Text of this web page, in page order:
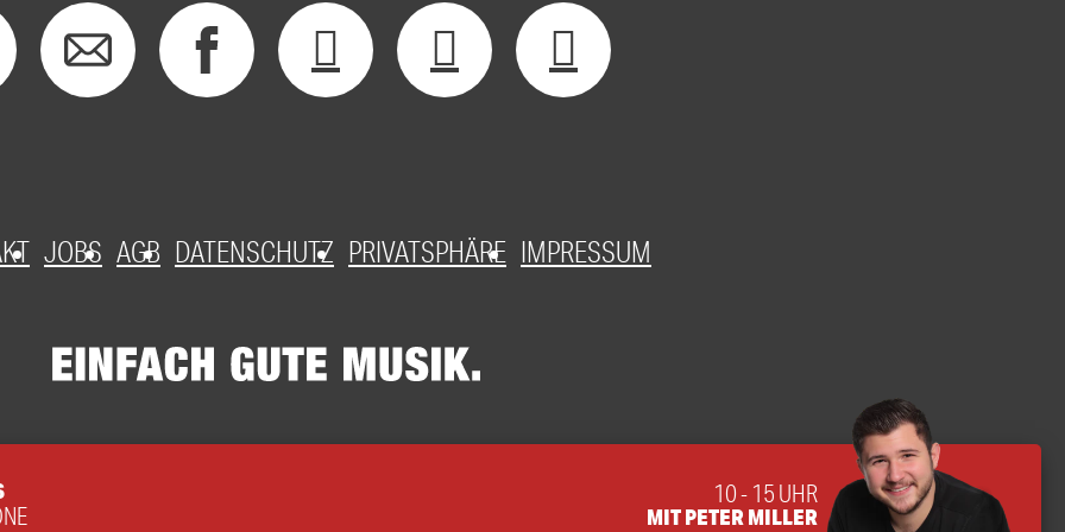
JOBS AGB DATENSCHUTZ PRIVATSPHÄRE IMPRESSUM
10 - 15 UHR
MIT PETER MILLER